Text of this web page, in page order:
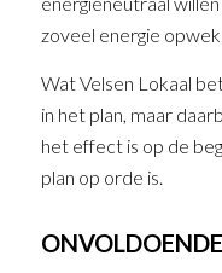
zoveel energie
Wat Velsen Lokaal
in het plan, maar
het effect is op de
plan op orde is.